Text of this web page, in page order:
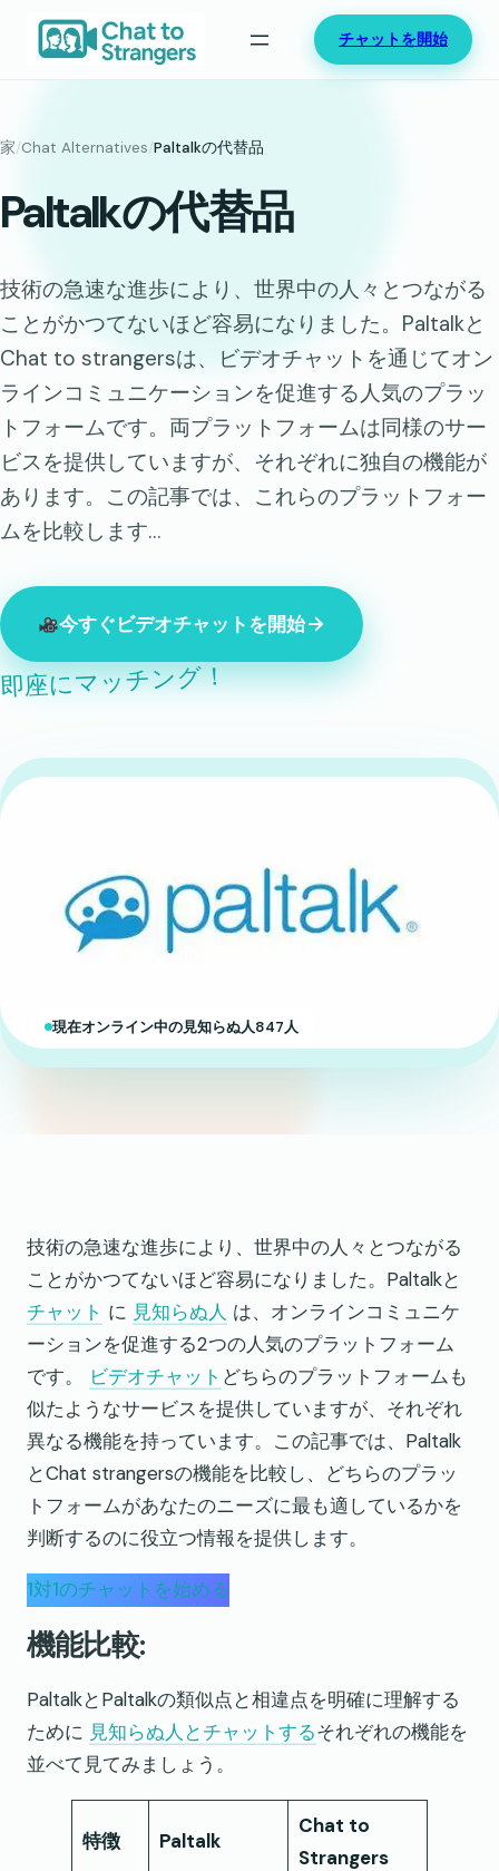
キ
プ
チャットを開始
家/Chat Alternatives/Paltalkの代替品
Paltalkの代替品
技術の急速な進歩により、世界中の人々とつながる
ことがかつてないほど容易になりました。Paltalkと
Chat to strangersは、ビデオチャットを通じてオン
ラインコミュニケーションを促進する人気のプラッ
トフォームです。両プラットフォームは同様のサー
ビスを提供していますが、それぞれに独自の機能が
あります。この記事では、これらのプラットフォー
ムを比較します…
今すぐビデオチャットを開始
即座にマッチング！
現在オンライン中の見知らぬ人847人
技術の急速な進歩により、世界中の人々とつながる
ことがかつてないほど容易になりました。Paltalkと
チャット に 見知らぬ人 は、オンラインコミュニケ
ーションを促進する2つの人気のプラットフォーム
です。
ビデオチャット どちらのプラットフォームも
似たようなサービスを提供していますが、それぞれ
異なる機能を持っています。この記事では、Paltalk
とChat strangersの機能を比較し、どちらのプラッ
トフォームがあなたのニーズに最も適しているかを
判断するのに役立つ情報を提供します。
1対1のチャットを始める
機能比較:
PaltalkとPaltalkの類似点と相違点を明確に理解する
ために 見知らぬ人とチャットするそれぞれの機能を
並べて見てみましょう。
特徴 Paltalk
Chat to
Strangers